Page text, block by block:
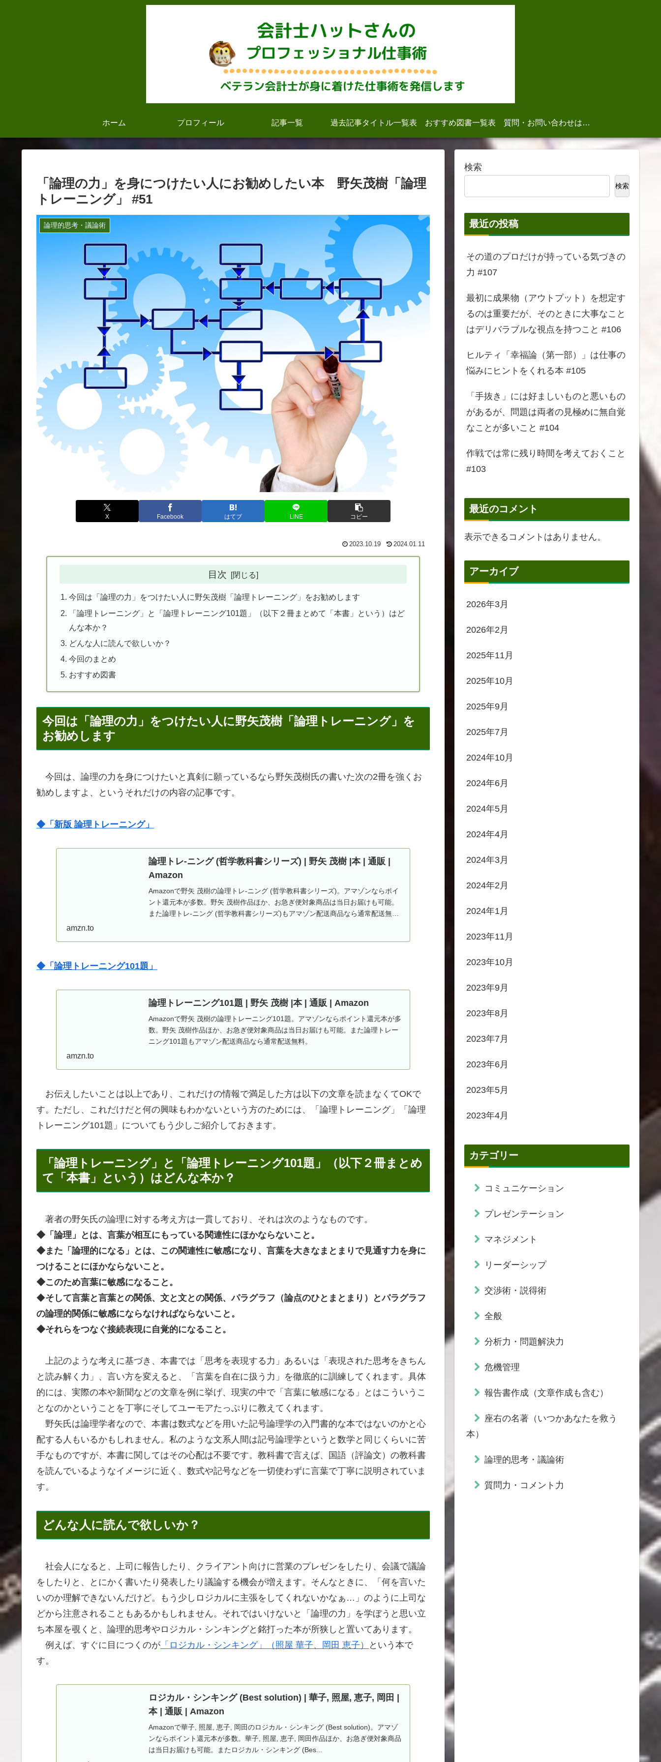
ホーム プロフィール 記事一覧 過去記事タイトル一覧表 おすすめ図書一覧表 質問・お問い合わせはこちら
「論理の力」を身につけたい人にお勧めしたい本 野矢茂樹「論理
トレーニング」 #51
論理的思考・議論術
X Facebook はてブ LINE コピー
2023.10.19 2024.01.11
目次
今回は「論理の力」をつけたい人に野矢茂樹「論理トレーニング」をお勧めします
「論理トレーニング」と「論理トレーニング101題」（以下２冊まとめて「本書」という）はど
んな本か？
どんな人に読んで欲しいか？
今回のまとめ
おすすめ図書
今回は「論理の力」をつけたい人に野矢茂樹「論理トレーニング」を
お勧めします
今回は、論理の力を身につけたいと真剣に願っているなら野矢茂樹氏の書いた次の2冊を強くお
勧めしますよ、というそれだけの内容の記事です。
◆「新版 論理トレーニング」
論理トレ-ニング (哲学教科書シリーズ) | 野矢 茂樹 |本 | 通販 |
Amazon
Amazonで野矢 茂樹の論理トレ-ニング (哲学教科書シリーズ)。アマゾンならポイ
ント還元本が多数。野矢 茂樹作品ほか、お急ぎ便対象商品は当日お届けも可能。
また論理トレ-ニング (哲学教科書シリーズ)もアマゾン配送商品なら通常配送無
amzn.to
◆「論理トレーニング101題」
論理トレーニング101題 | 野矢 茂樹 |本 | 通販 | Amazon
Amazonで野矢 茂樹の論理トレーニング101題。アマゾンならポイント還元本が多
数。野矢 茂樹作品ほか、お急ぎ便対象商品は当日お届けも可能。また論理トレー
ニング101題もアマゾン配送商品なら通常配送無料。
amzn.to
お伝えしたいことは以上であり、これだけの情報で満足した方は以下の文章を読まなくてOKで
す。ただし、これだけだと何の興味もわかないという方のためには、「論理トレーニング」「論理
トレーニング101題」についてもう少しご紹介しておきます。
「論理トレーニング」と「論理トレーニング101題」（以下２冊まとめ
て「本書」という）はどんな本か？
著者の野矢氏の論理に対する考え方は一貫しており、それは次のようなものです。
◆「論理」とは、言葉が相互にもっている関連性にほかならないこと。
◆また「論理的になる」とは、この関連性に敏感になり、言葉を大きなまとまりで見通す力を身に
つけることにほかならないこと。
◆このため言葉に敏感になること。
◆そして言葉と言葉との関係、文と文との関係、パラグラフ（論点のひとまとまり）とパラグラフ
の論理的関係に敏感にならなければならないこと。
◆それらをつなぐ接続表現に自覚的になること。
上記のような考えに基づき、本書では「思考を表現する力」あるいは「表現された思考をきちん
と読み解く力」、言い方を変えると、「言葉を自在に扱う力」を徹底的に訓練してくれます。具体
的には、実際の本や新聞などの文章を例に挙げ、現実の中で「言葉に敏感になる」とはこういうこ
となのかということを丁寧にそしてユーモアたっぷりに教えてくれます。
野矢氏は論理学者なので、本書は数式などを用いた記号論理学の入門書的な本ではないのかと心
配する人もいるかもしれません。私のような文系人間は記号論理学というと数学と同じくらいに苦
手なものですが、本書に関してはその心配は不要です。教科書で言えば、国語（評論文）の教科書
を読んでいるようなイメージに近く、数式や記号などを一切使わずに言葉で丁寧に説明されていま
す。
どんな人に読んで欲しいか？
社会人になると、上司に報告したり、クライアント向けに営業のプレゼンをしたり、会議で議論
をしたりと、とにかく書いたり発表したり議論する機会が増えます。そんなときに、「何を言いた
いのか理解できないんだけど。もう少しロジカルに主張をしてくれないかなぁ…」のように上司な
どから注意されることもあるかもしれません。それではいけないと「論理の力」を学ぼうと思い立
ち本屋を覗くと、論理的思考やロジカル・シンキングと銘打った本が所狭しと置いてあります。
例えば、すぐに目につくのが 「ロジカル・シンキング」（照屋 華子、岡田 恵子）
という本で
す。
ロジカル・シンキング (Best solution) | 華子, 照屋, 恵子, 岡田 |
本 | 通販 | Amazon
Amazonで華子, 照屋, 恵子, 岡田のロジカル・シンキング (Best solution)。アマゾ
ンならポイント還元本が多数。華子, 照屋, 恵子, 岡田作品ほか、お急ぎ便対象商品
は当日お届けも可能。またロジカル・シンキング (Bes...
検索
検索
最近の投稿
その道のプロだけが持っている気づきの
力 #107
最初に成果物（アウトプット）を想定す
るのは重要だが、そのときに大事なこと
はデリバラブルな視点を持つこと #106
ヒルティ「幸福論（第一部）」は仕事の
悩みにヒントをくれる本 #105
「手抜き」には好ましいものと悪いもの
があるが、問題は両者の見極めに無自覚
なことが多いこと #104
作戦では常に残り時間を考えておくこと
#103
最近のコメント
表示できるコメントはありません。
アーカイブ
2026年3月
2026年2月
2025年11月
2025年10月
2025年9月
2025年7月
2024年10月
2024年6月
2024年5月
2024年4月
2024年3月
2024年2月
2024年1月
2023年11月
2023年10月
2023年9月
2023年8月
2023年7月
2023年6月
2023年5月
2023年4月
カテゴリー
コミュニケーション
プレゼンテーション
マネジメント
リーダーシップ
交渉術・説得術
全般
分析力・問題解決力
危機管理
報告書作成（文章作成も含む）
座右の名著（いつかあなたを救う
本）
論理的思考・議論術
質問力・コメント力